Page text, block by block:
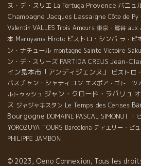
ヌ・デ・スリエ La Tortuga Provence バニュ
Champagne Jacques Lassaigne Côte de Py
Valentin VALLES Trois Amours 東京・鴬谷 aux
本 Maruyama Hiroto ビストロ・シンバ ラ・ピ
ン・ナチュール montagne Sainte Victoire
ン・デ・スリーズ PARTIDA CREUS Jean-
イン見本市「アンディジェンヌ」
ビストロ
バスチャン・シャティヨン エスポア・ゴトーツ
ルトゥッシュ ジャン・クロード・ラパリュ
ス ジャジャキスタン Le Temps des Cerises
Bourgogne DOMAINE PASCAL SIMONUTTI
YOROZUYA TOURS Barcelona ティエリー・ピ
PHILIPPE JAMBON
© 2023, Oeno Connexion, Tous les